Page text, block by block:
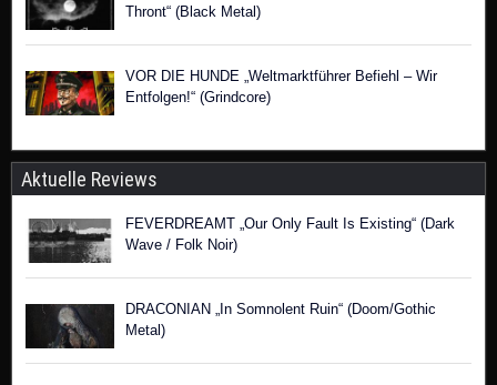
Thront“ (Black Metal)
VOR DIE HUNDE „Weltmarktführer Befiehl – Wir
Entfolgen!“ (Grindcore)
Aktuelle Reviews
FEVERDREAMT „Our Only Fault Is Existing“ (Dark
Wave / Folk Noir)
DRACONIAN „In Somnolent Ruin“ (Doom/Gothic
Metal)